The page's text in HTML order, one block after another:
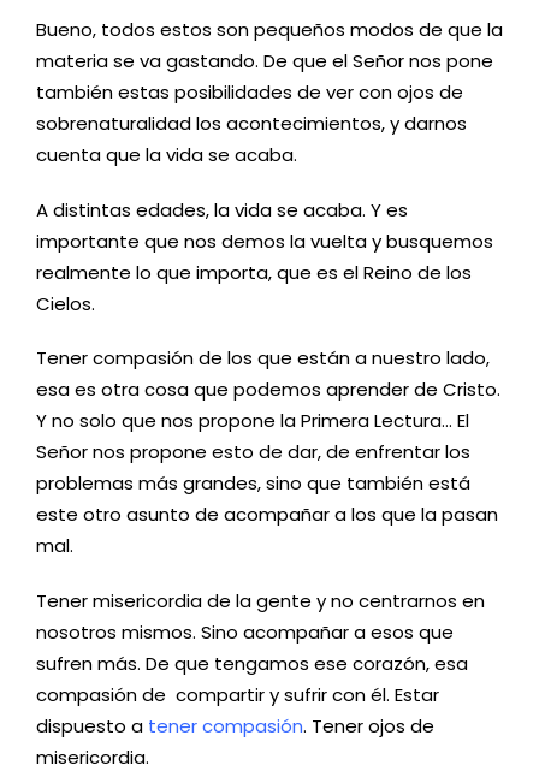
Bueno, todos estos son pequeños modos de que la
materia se va gastando. De que el Señor nos pone
también estas posibilidades de ver con ojos de
sobrenaturalidad los acontecimientos, y darnos
cuenta que la vida se acaba.
A distintas edades, la vida se acaba. Y es
importante que nos demos la vuelta y busquemos
realmente lo que importa, que es el Reino de los
Cielos.
Tener compasión de los que están a nuestro lado,
esa es otra cosa que podemos aprender de Cristo.
Y no solo que nos propone la Primera Lectura… El
Señor nos propone esto de dar, de enfrentar los
problemas más grandes, sino que también está
este otro asunto de acompañar a los que la pasan
mal.
Tener misericordia de la gente y no centrarnos en
nosotros mismos. Sino acompañar a esos que
sufren más. De que tengamos ese corazón, esa
compasión de compartir y sufrir con él. Estar
dispuesto a tener compasión. Tener ojos de
misericordia.